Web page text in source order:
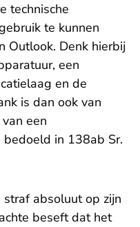
technische
te kunnen
Outlook. Denk hierbij
een
en de
is dan ook van
een
in 138ab Sr.
absoluut op zijn
beseft dat het